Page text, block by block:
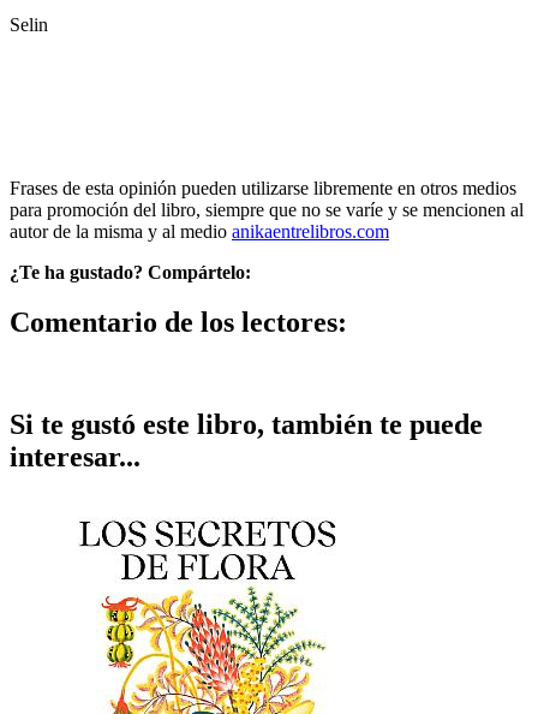
Selin
Frases de esta opinión pueden utilizarse libremente en otros medios
para promoción del libro, siempre que no se varíe y se mencionen al
autor de la misma y al medio anikaentrelibros.com
¿Te ha gustado? Compártelo:
Comentario de los lectores:
Si te gustó este libro, también te puede
interesar...